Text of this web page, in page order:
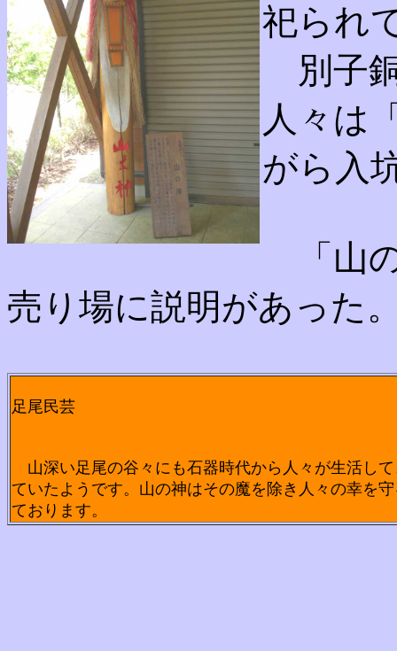
祀られ
別子
人々は
がら入
「山
売り場に説明があった
足尾民芸
山深い足尾の谷々にも石器時代から人々が生活し
ていたようです。山の神はその魔を除き人々の幸を
ております。